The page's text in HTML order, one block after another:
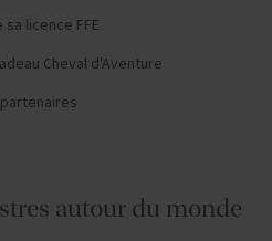
licence FFE
Cheval d'Aventure
autour du monde